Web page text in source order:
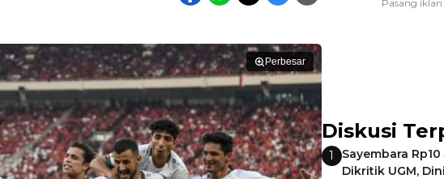
Perbesar
Diskusi
1
Sayembara
Dikritik UGM,